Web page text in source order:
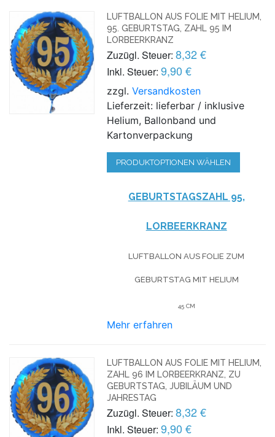
LUFTBALLON AUS FOLIE MIT HELIUM,
95. GEBURTSTAG, ZAHL 95 IM
LORBEERKRANZ
Zuzügl. Steuer: 8,32 €
Inkl. Steuer: 9,90 €
zzgl.Versandkosten
Lieferzeit: lieferbar / inklusive
Helium, Ballonband und
Kartonverpackung
PRODUKTOPTIONEN WÄHLEN
GEBURTSTAGSZAHL 95,
LORBEERKRANZ
LUFTBALLON AUS FOLIE ZUM
GEBURTSTAG MIT HELIUM
45 CM
Mehr erfahren
LUFTBALLON AUS FOLIE MIT HELIUM,
ZAHL 96 IM LORBEERKRANZ, ZU
GEBURTSTAG, JUBILÄUM UND
JAHRESTAG
Zuzügl. Steuer: 8,32 €
Inkl. Steuer: 9,90 €